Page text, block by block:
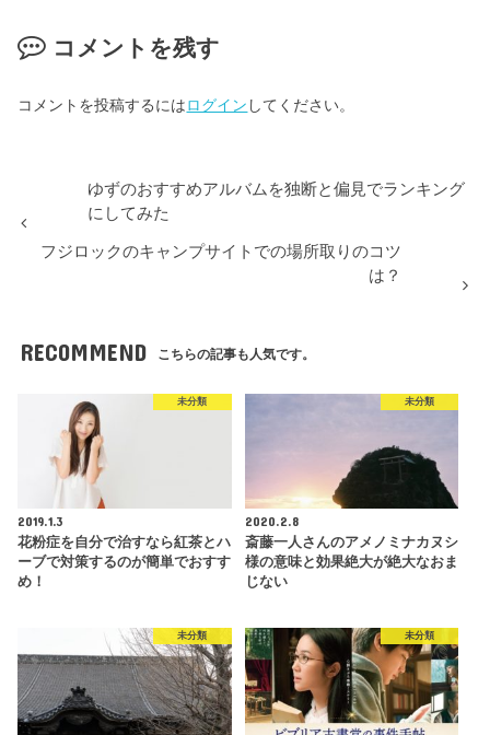
コメントを残す
コメントを投稿するにはログイン してください。
ゆずのおすすめアルバムを独断と偏見でランキング
にしてみた
フジロックのキャンプサイトでの場所取りのコツ
は？
RECOMMEND こちらの記事も人気です。
未分類
2019.1.3
花粉症を自分で治すなら紅茶とハ
ーブで対策するのが簡単でおすす
め！
未分類
2020.2.8
斎藤一人さんのアメノミナカヌシ
様の意味と効果絶大が絶大なおま
じない
未分類 未分類